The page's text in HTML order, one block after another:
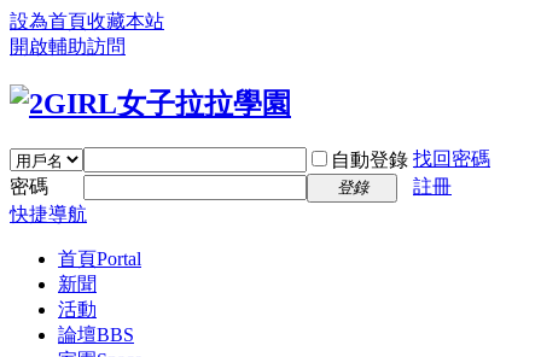
設為首頁收藏本站
開啟輔助訪問
自動登錄 找回密碼
密碼
登錄
註冊
快捷導航
首頁Portal
新聞
活動
論壇BBS